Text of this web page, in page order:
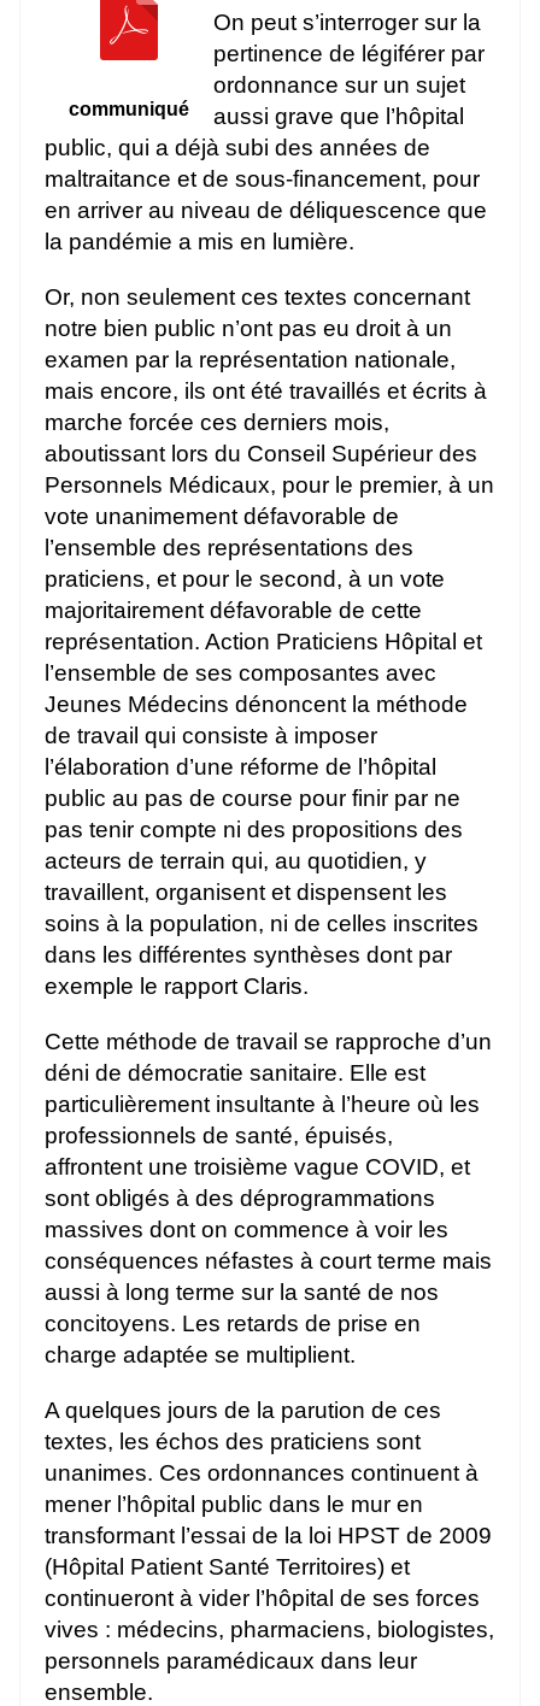
communiqué
On peut s’interroger sur la
pertinence de légiférer par
ordonnance sur un sujet
aussi grave que l’hôpital
public, qui a déjà subi des années de
maltraitance et de sous-financement, pour
en arriver au niveau de déliquescence que
la pandémie a mis en lumière.
Or, non seulement ces textes concernant
notre bien public n’ont pas eu droit à un
examen par la représentation nationale,
mais encore, ils ont été travaillés et écrits à
marche forcée ces derniers mois,
aboutissant lors du Conseil Supérieur des
Personnels Médicaux, pour le premier, à un
vote unanimement défavorable de
l’ensemble des représentations des
praticiens, et pour le second, à un vote
majoritairement défavorable de cette
représentation. Action Praticiens Hôpital et
l’ensemble de ses composantes avec
Jeunes Médecins dénoncent la méthode
de travail qui consiste à imposer
l’élaboration d’une réforme de l’hôpital
public au pas de course pour finir par ne
pas tenir compte ni des propositions des
acteurs de terrain qui, au quotidien, y
travaillent, organisent et dispensent les
soins à la population, ni de celles inscrites
dans les différentes synthèses dont par
exemple le rapport Claris.
Cette méthode de travail se rapproche d’un
déni de démocratie sanitaire. Elle est
particulièrement insultante à l’heure où les
professionnels de santé, épuisés,
affrontent une troisième vague COVID, et
sont obligés à des déprogrammations
massives dont on commence à voir les
conséquences néfastes à court terme mais
aussi à long terme sur la santé de nos
concitoyens. Les retards de prise en
charge adaptée se multiplient.
A quelques jours de la parution de ces
textes, les échos des praticiens sont
unanimes. Ces ordonnances continuent à
mener l’hôpital public dans le mur en
transformant l’essai de la loi HPST de 2009
(Hôpital Patient Santé Territoires) et
continueront à vider l’hôpital de ses forces
vives : médecins, pharmaciens, biologistes,
personnels paramédicaux dans leur
ensemble.